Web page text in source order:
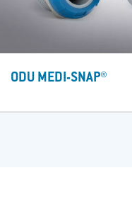
ODU MEDI-SNAP®